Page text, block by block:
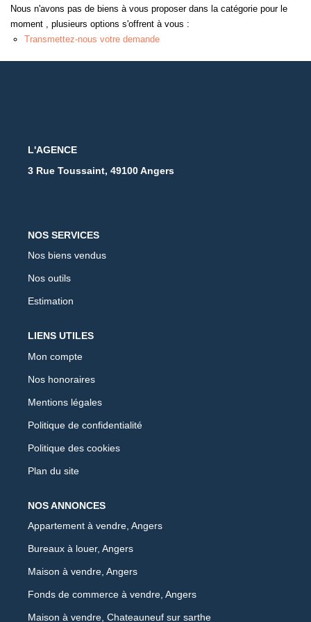
Nous n'avons pas de biens à vous proposer dans la catégorie pour le
moment , plusieurs options s'offrent à vous :
Transmettez-nous votre demande
L'AGENCE
3 Rue Toussaint, 49100 Angers
NOS SERVICES
Nos biens vendus
Nos outils
Estimation
LIENS UTILES
Mon compte
Nos honoraires
Mentions légales
Politique de confidentialité
Politique des cookies
Plan du site
NOS ANNONCES
Appartement à vendre, Angers
Bureaux à louer, Angers
Maison à vendre, Angers
Fonds de commerce à vendre, Angers
Maison à vendre, Chateauneuf sur sarthe